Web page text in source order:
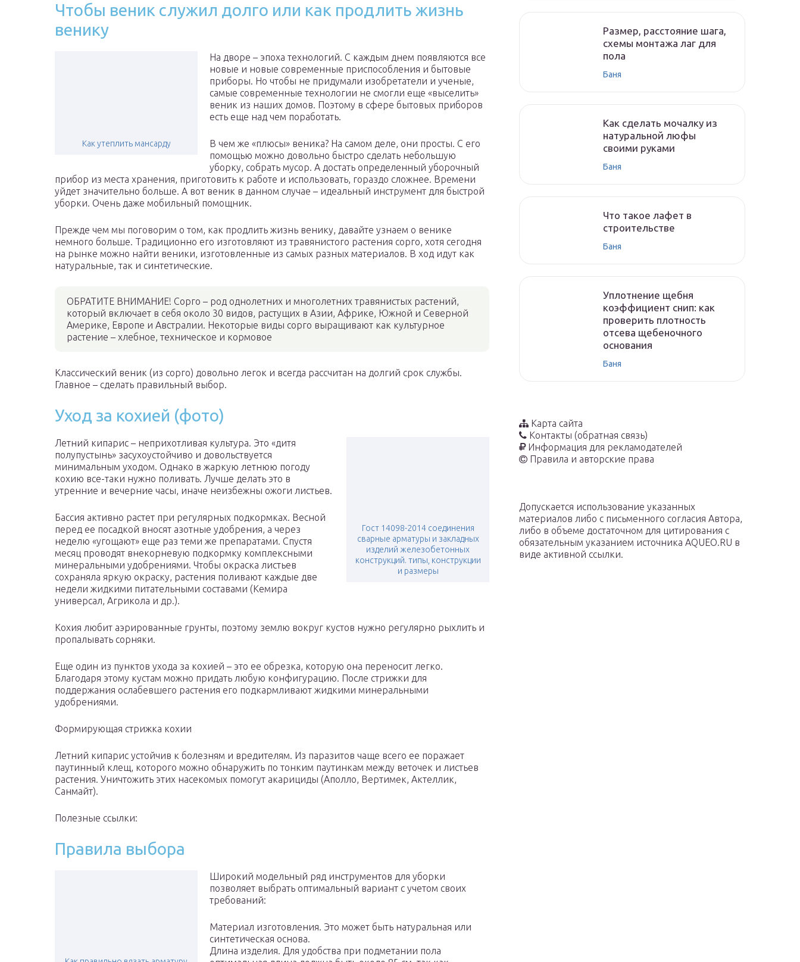
Чтобы веник служил долго или как продлить жизнь
венику
Как утеплить мансарду
На дворе – эпоха технологий. С каждым днем появляются все
новые и новые современные приспособления и бытовые
приборы. Но чтобы не придумали изобретатели и ученые,
самые современные технологии не смогли еще «выселить»
веник из наших домов. Поэтому в сфере бытовых приборов
есть еще над чем поработать.
В чем же «плюсы» веника? На самом деле, они просты. С его
помощью можно довольно быстро сделать небольшую
уборку, собрать мусор. А достать определенный уборочный
прибор из места хранения, приготовить к работе и использовать, гораздо сложнее. Времени
уйдет значительно больше. А вот веник в данном случае – идеальный инструмент для быстрой
уборки. Очень даже мобильный помощник.
Прежде чем мы поговорим о том, как продлить жизнь венику, давайте узнаем о венике
немного больше. Традиционно его изготовляют из травянистого растения сорго, хотя сегодня
на рынке можно найти веники, изготовленные из самых разных материалов. В ход идут как
натуральные, так и синтетические.
ОБРАТИТЕ ВНИМАНИЕ! Сорго – род однолетних и многолетних травянистых растений,
который включает в себя около 30 видов, растущих в Азии, Африке, Южной и Северной
Америке, Европе и Австралии. Некоторые виды сорго выращивают как культурное
растение – хлебное, техническое и кормовое
Классический веник (из сорго) довольно легок и всегда рассчитан на долгий срок службы.
Главное – сделать правильный выбор.
Уход за кохией (фото)
Гост 14098-2014 соединения
сварные арматуры и закладных
изделий железобетонных
конструкций. типы, конструкции
и размеры
Летний кипарис – неприхотливая культура. Это «дитя
полупустынь» засухоустойчиво и довольствуется
минимальным уходом. Однако в жаркую летнюю погоду
кохию все-таки нужно поливать. Лучше делать это в
утренние и вечерние часы, иначе неизбежны ожоги листьев.
Бассия активно растет при регулярных подкормках. Весной
перед ее посадкой вносят азотные удобрения, а через
неделю «угощают» еще раз теми же препаратами. Спустя
месяц проводят внекорневую подкормку комплексными
минеральными удобрениями. Чтобы окраска листьев
сохраняла яркую окраску, растения поливают каждые две
недели жидкими питательными составами (Кемира
универсал, Агрикола и др.).
Кохия любит аэрированные грунты, поэтому землю вокруг кустов нужно регулярно рыхлить и
пропалывать сорняки.
Еще один из пунктов ухода за кохией – это ее обрезка, которую она переносит легко.
Благодаря этому кустам можно придать любую конфигурацию. После стрижки для
поддержания ослабевшего растения его подкармливают жидкими минеральными
удобрениями.
Формирующая стрижка кохии
Летний кипарис устойчив к болезням и вредителям. Из паразитов чаще всего ее поражает
паутинный клещ, которого можно обнаружить по тонким паутинкам между веточек и листьев
растения. Уничтожить этих насекомых помогут акарициды (Аполло, Вертимек, Актеллик,
Санмайт).
Полезные ссылки:
Правила выбора
Широкий модельный ряд инструментов для уборки
позволяет выбрать оптимальный вариант с учетом своих
требований:
Материал изготовления. Это может быть натуральная или
синтетическая основа.
Длина изделия. Для удобства при подметании пола
Размер, расстояние шага,
схемы монтажа лаг для
пола
Баня
Как сделать мочалку из
натуральной люфы
своими руками
Баня
Что такое лафет в
строительстве
Баня
Уплотнение щебня
коэффициент снип: как
проверить плотность
отсева щебеночного
основания
Баня
Карта сайта
Контакты (обратная связь)
Информация для рекламодателей
Правила и авторские права
Допускается использование указанных
материалов либо с письменного согласия Автора,
либо в объеме достаточном для цитирования с
обязательным указанием источника AQUEO.RU в
виде активной ссылки.